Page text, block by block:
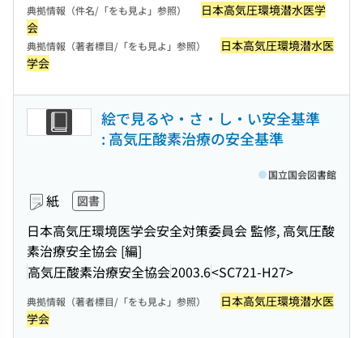
典拠情報（件名/「をも見よ」参照）
日本高気圧環境潜水医学
会
典拠情報（著者標目/「をも見よ」参照）
日本高気圧環境潜水医
学会
絵で見るや・さ・し・い安全基準
: 高気圧酸素治療の安全基準
紙 図書
日本高気圧環境医学会安全対策委員会 監修, 高気圧酸
素治療安全協会 [編]
高気圧酸素治療安全協会2003.6<SC721-H27>
国立国会図書館
典拠情報（著者標目/「をも見よ」参照）
日本高気圧環境潜水医
学会